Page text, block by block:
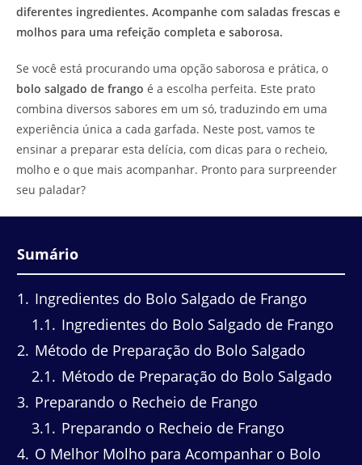
diferentes ingredientes. Acompanhe com saladas frescas e
molhos para uma refeição completa e saborosa.
Se você está procurando uma opção saborosa e prática, o
bolo salgado de frango é a escolha perfeita. Este prato
combina diversos sabores em um só, traduzindo em uma
experiência única a cada garfada. Neste post, vamos te
ensinar a preparar esta delícia, com dicas para o recheio,
molho e o que mais acompanhar. Pronto para surpreender
seu paladar?
Sumário
1
Ingredientes do Bolo Salgado de Frango
1.1
Ingredientes do Bolo Salgado de Frango
2 Método de Preparação do Bolo Salgado
2.1
Método de Preparação do Bolo Salgado
3 Preparando o Recheio de Frango
3.1
Preparando o Recheio de Frango
4 O Melhor Molho para Acompanhar o Bolo